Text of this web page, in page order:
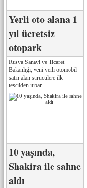
Yerli oto alana 1
yıl ücretsiz
otopark
Rusya Sanayi ve Ticaret
Bakanlığı, yeni yerli otomobil
satın alan sürücülere ilk
tescilden itibar...
10 yaşında,
Shakira ile sahne
aldı